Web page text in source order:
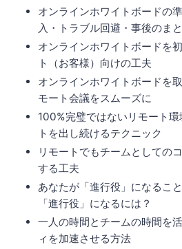
オンラインホワイトボードの
入・トラブル回避・事後のま
オンラインホワイトボードを
ト（お客様）向けの工夫
オンラインホワイトボードを
モート会議をスムーズに
100%完璧ではないリモート
トを出し続けるテクニック
リモートでもチームとしての
する工夫
あなたが「進行役」になるこ
「進行役」になるには？
一人の時間とチームの時間を
ィを加速させる方法